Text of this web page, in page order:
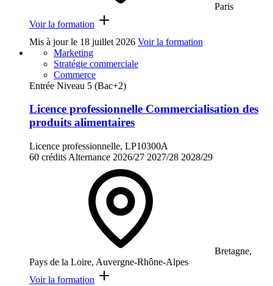
Paris
Voir la formation
Mis à jour le 18 juillet 2026 Voir la formation
Marketing
Stratégie commerciale
Commerce
Entrée Niveau 5 (Bac+2)
Licence professionnelle Commercialisation des
produits alimentaires
Licence professionnelle, LP10300A
60 crédits Alternance 2026/27 2027/28 2028/29
Bretagne,
Pays de la Loire, Auvergne-Rhône-Alpes
Voir la formation